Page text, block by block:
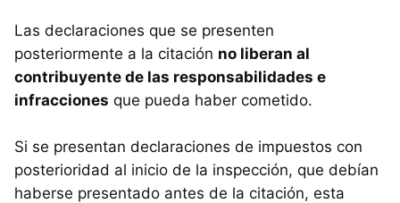
Las declaraciones que se presenten
posteriormente a la citación no liberan al
contribuyente de las responsabilidades e
infracciones que pueda haber cometido.
Si se presentan declaraciones de impuestos con
posterioridad al inicio de la inspección, que debían
haberse presentado antes de la citación, esta